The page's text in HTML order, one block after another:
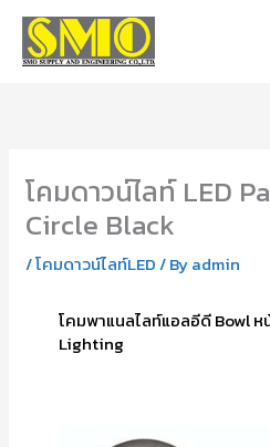
Skip
content
โคมดาวน์ไลท์ LED
Circle Black
/โคมดาวน์ไลท์LED/ Byadmin
โคมพาแนลไลท์แอลอีดี Bowl ห
Lighting